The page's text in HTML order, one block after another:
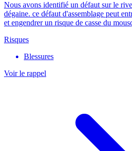
Nous avons identifié un défaut sur le
dégaine. ce défaut d'assemblage peut
et engendrer un risque de casse du
Risques
Blessures
Voir le rappel